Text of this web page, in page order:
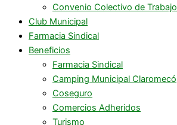
Convenio Colectivo de Trabajo
Club Municipal
Farmacia Sindical
Beneficios
Farmacia Sindical
Camping Municipal Claromecó
Coseguro
Comercios Adheridos
Turismo